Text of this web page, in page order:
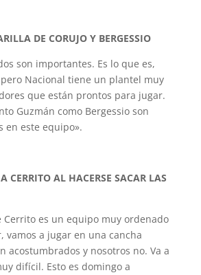
DE CORUJO Y BERGESSIO
son importantes. Es lo que es,
Nacional tiene un plantel muy
que están prontos para jugar.
Guzmán como Bergessio son
en este equipo».
CERRITO AL HACERSE SACAR LAS
Cerrito es un equipo muy ordenado
vamos a jugar en una cancha
acostumbrados y nosotros no. Va a
difícil. Esto es domingo a